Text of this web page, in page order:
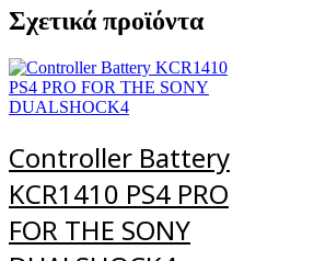
Σχετικά προϊόντα
Controller Battery
KCR1410 PS4 PRO
FOR THE SONY